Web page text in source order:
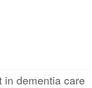
in dementia care